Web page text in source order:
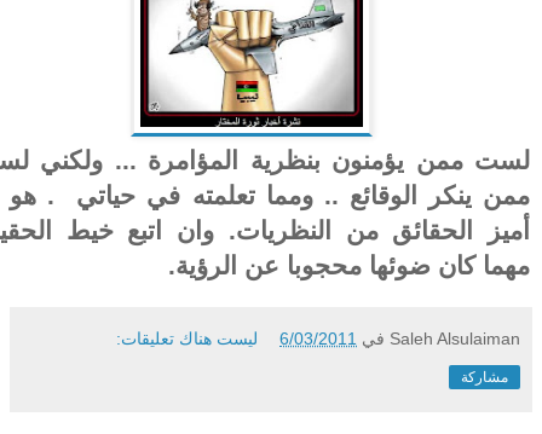
لست ممن يؤمنون بنظرية المؤامرة ... ولكني
ممن ينكر الوقائع .. ومما تعلمته في حياتي . هو
أميز الحقائق من النظريات. وان اتبع خيط
مهما كان ضوئها محجوبا عن الرؤية.
Saleh Alsulaiman في 6/03/2011 ليست هناك تعليقات:
مشاركة